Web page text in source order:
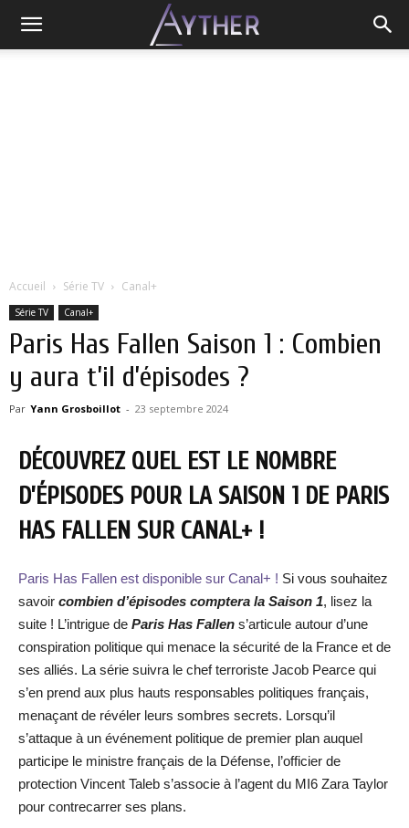
Accueil Série TV Canal+
Série TV Canal+
Paris Has Fallen Saison 1 : Combien
y aura t’il d’épisodes ?
Par Yann Grosboillot - 23 septembre 2024
DÉCOUVREZ QUEL EST LE NOMBRE
D’ÉPISODES POUR LA SAISON 1 DE PARIS
HAS FALLEN SUR CANAL+ !
Paris Has Fallen est disponible sur Canal+ ! Si vous souhaitez
savoir combien d’épisodes comptera la Saison 1, lisez la
suite ! L’intrigue de Paris Has Fallen s’articule autour d’une
conspiration politique qui menace la sécurité de la France et de
ses alliés. La série suivra le chef terroriste Jacob Pearce qui
s’en prend aux plus hauts responsables politiques français,
menaçant de révéler leurs sombres secrets. Lorsqu’il
s’attaque à un événement politique de premier plan auquel
participe le ministre français de la Défense, l’officier de
protection Vincent Taleb s’associe à l’agent du MI6 Zara Taylor
pour contrecarrer ses plans.